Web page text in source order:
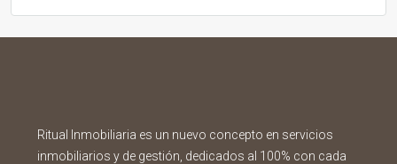
Ritual Inmobiliaria es un nuevo concepto en servicios
inmobiliarios y de gestión, dedicados al 100% con cada